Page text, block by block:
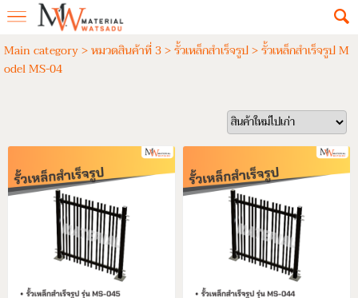
Main category>หมวดสินค้าที่ 3>รั้วเหล็กสำเร็จรูป>รั้วเหล็กสำเร็จรูป M
odel MS-04